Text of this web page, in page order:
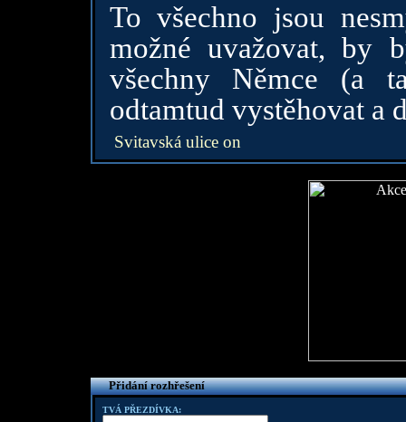
To všechno jsou
možné uvažovat, by
všechny Němce (a
odtamtud vystěhovat a
Svitavská ulice on
Přidání rozhřešení
TVÁ PŘEZDÍVKA: